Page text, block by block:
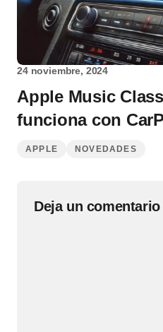
24 noviembre, 2024
Apple Music
funciona con
APPLE NOVEDADES
Deja un comentario